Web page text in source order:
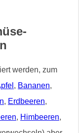
werden, zum
, Bananen,
, Erdbeeren,
, Himbeeren,